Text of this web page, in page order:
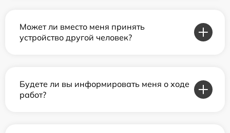
Может ли вместо меня принять
устройство другой человек?
Будете ли вы информировать меня о ходе
работ?